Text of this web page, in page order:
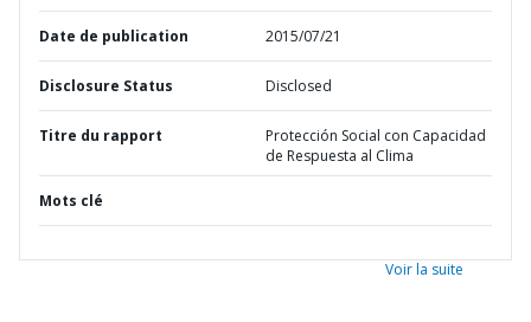
Date de publication 2015/07/21
Disclosure Status Disclosed
Titre du rapport
Protección Social con Capacidad
de Respuesta al Clima
Mots clé
Voir la suite